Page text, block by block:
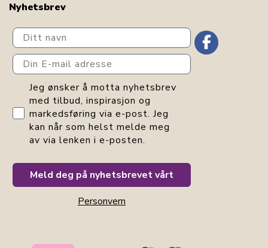
Nyhetsbrev
Ditt navn
Din E-mail adresse
GDPR consent
Jeg ønsker å motta nyhetsbrev
med tilbud, inspirasjon og
markedsføring via e-post. Jeg
kan når som helst melde meg
av via lenken i e-posten.
Meld deg på nyhetsbrevet vårt
Personvern